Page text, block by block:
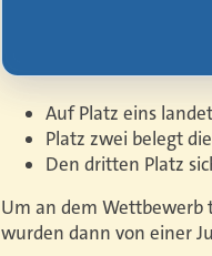
Auf Platz eins
Platz zwei belegt
Den dritten Platz
Um an dem Wettbewerb
wurden dann von einer